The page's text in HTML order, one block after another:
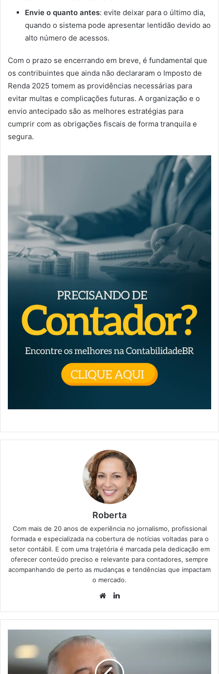
Envie o quanto antes: evite deixar para o último dia,
quando o sistema pode apresentar lentidão devido ao
alto número de acessos.
Com o prazo se encerrando em breve, é fundamental que
os contribuintes que ainda não declararam o Imposto de
Renda 2025 tomem as providências necessárias para
evitar multas e complicações futuras. A organização e o
envio antecipado são as melhores estratégias para
cumprir com as obrigações fiscais de forma tranquila e
segura.
Roberta
Com mais de 20 anos de experiência no jornalismo, profissional
formada e especializada na cobertura de notícias voltadas para o
setor contábil. E com uma trajetória é marcada pela dedicação em
oferecer conteúdo preciso e relevante para contadores, sempre
acompanhando de perto as mudanças e tendências que impactam
o mercado.